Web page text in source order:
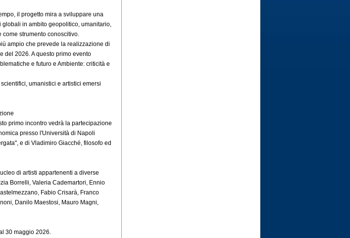
il progetto mira a sviluppare una
in ambito geopolitico, umanitario,
strumento conoscitivo.
ampio che prevede la realizzazione di
del 2026. A questo primo evento
e futuro e Ambiente: criticità e
umanistici e artistici emersi
primo incontro vedrà la partecipazione
presso l'Università di Napoli
e di Vladimiro Giacché, filosofo ed
di artisti appartenenti a diverse
Borrelli, Valeria Cademartori, Ennio
Fabio Crisarà, Franco
Danilo Maestosi, Mauro Magni,
30 maggio 2026.